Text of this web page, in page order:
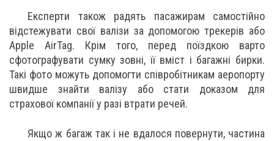
Експерти також радять пасажирам самостійно
відстежувати свої валізи за допомогою трекерів або
Apple AirTag. Крім того, перед поїздкою варто
сфотографувати сумку зовні, її вміст і багажні бирки.
Такі фото можуть допомогти співробітникам аеропорту
швидше знайти валізу або стати доказом для
страхової компанії у разі втрати речей.
Якщо ж багаж так і не вдалося повернути, частина